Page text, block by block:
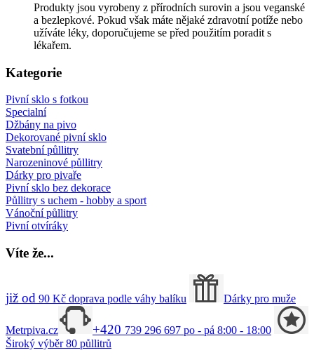
Produkty jsou vyrobeny z přírodních surovin a jsou veganské
a bezlepkové. Pokud však máte nějaké zdravotní potíže nebo
užíváte léky, doporučujeme se před použitím poradit s
lékařem.
Kategorie
Pivní sklo s fotkou
Specialní
Džbány na pivo
Dekorované pivní sklo
Svatební půllitry
Narozeninové půllitry
Dárky pro pivaře
Pivní sklo bez dekorace
Půllitry s uchem - hobby a sport
Vánoční půllitry
Pivní otvíráky
Víte že...
již od 90 Kč doprava podle váhy balíku Dárky pro muže
Metrpiva.cz +420 739 296 697 po - pá 8:00 - 18:00
Široký výběr80 půllitrů